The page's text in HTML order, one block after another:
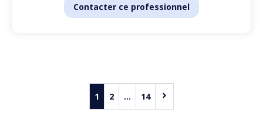
Contacter ce professionnel
1 2 ... 14